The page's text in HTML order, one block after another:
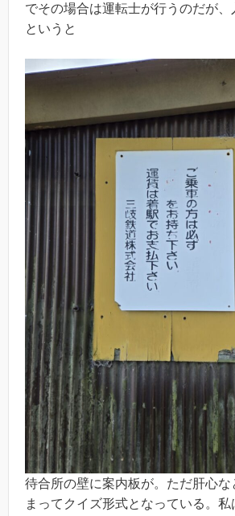
でその場合は運転士が行うのだが
というと
待合所の壁に案内板が。ただ肝心な
まってクイズ形式となっている。